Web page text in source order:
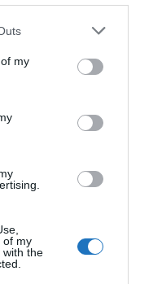
one or more Google
You may click to
third-party tags to
in below Google
my
of my
with the
tart, szóval még
140 méter , és a
saját
klimatizáltak. A
reggelit is kapnak
áll a rendezett
is – szúrta ki